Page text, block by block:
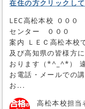
在住の方クリックし
LEC高松本校 ０００
センター ０
案内 ＬＥＣ高松本校
及び高知県の皆様方
おります（*^_^*）
お電話・メールでの
お...
高松本校担当